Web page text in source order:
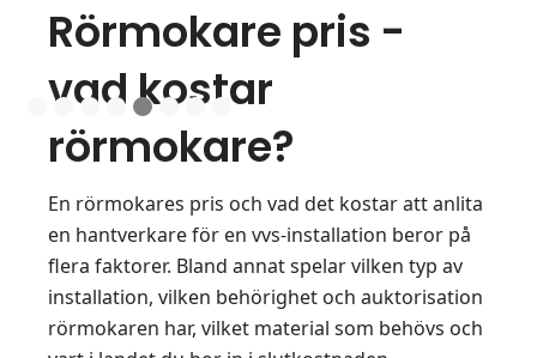
Rörmokare pris -
vad kostar
rörmokare?
En rörmokares pris och vad det kostar att anlita
en hantverkare för en vvs-installation beror på
flera faktorer. Bland annat spelar vilken typ av
installation, vilken behörighet och auktorisation
rörmokaren har, vilket material som behövs och